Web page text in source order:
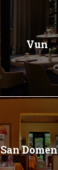
Vun
San